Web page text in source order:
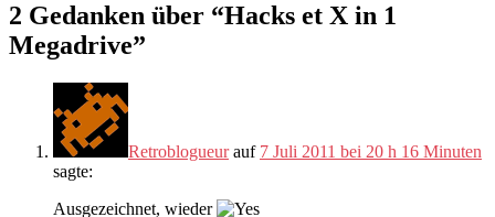
2 Gedanken über “Hacks et X in 1
Megadrive”
Retroblogueurauf 7 Juli 2011 bei 20 h 16 Minuten
sagte:
Ausgezeichnet, wieder